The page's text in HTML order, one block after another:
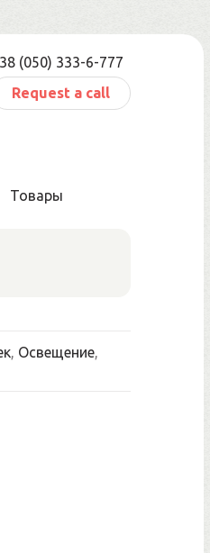
(050) 333-6-777
Request a call
Товары
, Освещение,